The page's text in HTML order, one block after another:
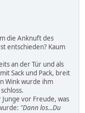
die Anknuft des
entschieden? Kaum
an der Tür und als
Sack und Pack, breit
Wink wurde ihm
vor Freude, was
"Dann los...Du